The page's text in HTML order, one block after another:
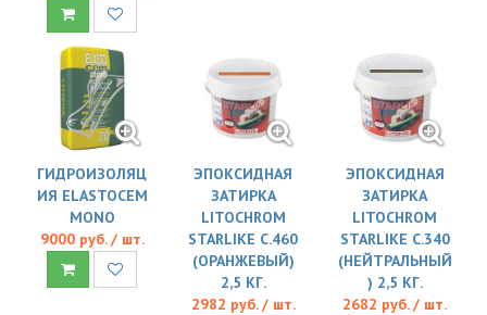
ГИДРОИЗОЛЯЦ
ИЯ ELASTOCEM
MONO
9000 руб. / шт.
ЭПОКСИДНАЯ
ЗАТИРКА
LITOCHROM
STARLIKE C.460
(ОРАНЖЕВЫЙ)
2,5 КГ.
2982 руб. / шт.
ЭПОКСИДНАЯ
ЗАТИРКА
LITOCHROM
STARLIKE C.340
(НЕЙТРАЛЬНЫЙ
) 2,5 КГ.
2682 руб. / шт.